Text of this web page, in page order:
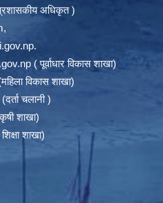
अधिकृत )
,
.
( पूर्वाधार विकास शाखा)
विकास शाखा)
(दर्ता चलानी )
शाखा)
शाखा)